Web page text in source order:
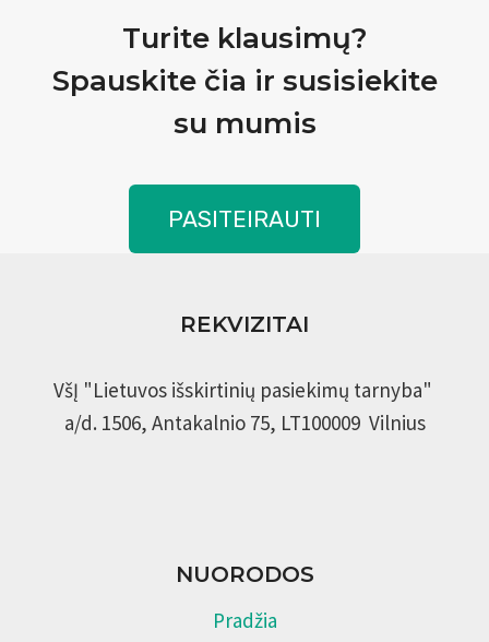
Turite klausimų?
Spauskite čia ir susisiekite
su mumis
PASITEIRAUTI
REKVIZITAI
VšĮ "Lietuvos išskirtinių pasiekimų tarnyba"
a/d. 1506, Antakalnio 75, LT100009 Vilnius
NUORODOS
Pradžia